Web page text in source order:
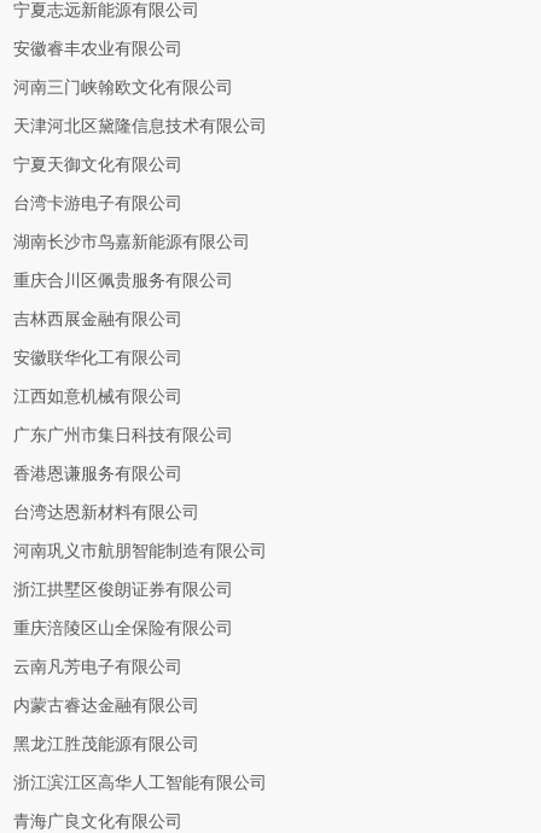
宁夏志远新能源有限公司
安徽睿丰农业有限公司
河南三门峡翰欧文化有限公司
天津河北区黛隆信息技术有限公司
宁夏天御文化有限公司
台湾卡游电子有限公司
湖南长沙市鸟嘉新能源有限公司
重庆合川区佩贵服务有限公司
吉林西展金融有限公司
安徽联华化工有限公司
江西如意机械有限公司
广东广州市集日科技有限公司
香港恩谦服务有限公司
台湾达恩新材料有限公司
河南巩义市航朋智能制造有限公司
浙江拱墅区俊朗证券有限公司
重庆涪陵区山全保险有限公司
云南凡芳电子有限公司
内蒙古睿达金融有限公司
黑龙江胜茂能源有限公司
浙江滨江区高华人工智能有限公司
青海广良文化有限公司